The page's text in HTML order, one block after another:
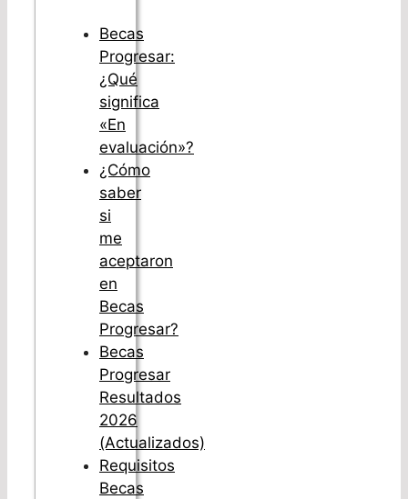
Becas
Progresar:
¿Qué
significa
«En
evaluación»?
¿Cómo
saber
si
me
aceptaron
en
Becas
Progresar?
Becas
Progresar
Resultados
2026
(Actualizados)
Requisitos
Becas